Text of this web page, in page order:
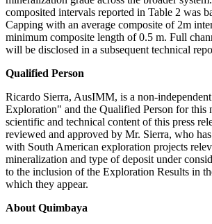
composited intervals reported in Table 2 was
Capping with an average composite of 2m
minimum composite length of 0.5 m. Full
will be disclosed in a subsequent technical
Qualified Person
Ricardo Sierra, AusIMM, is a non-
Exploration" and the Qualified Person for this
scientific and technical content of this press
reviewed and approved by Mr. Sierra, who
with South American exploration projects
mineralization and type of deposit under
to the inclusion of the Exploration Results in
which they appear.
About Quimbaya